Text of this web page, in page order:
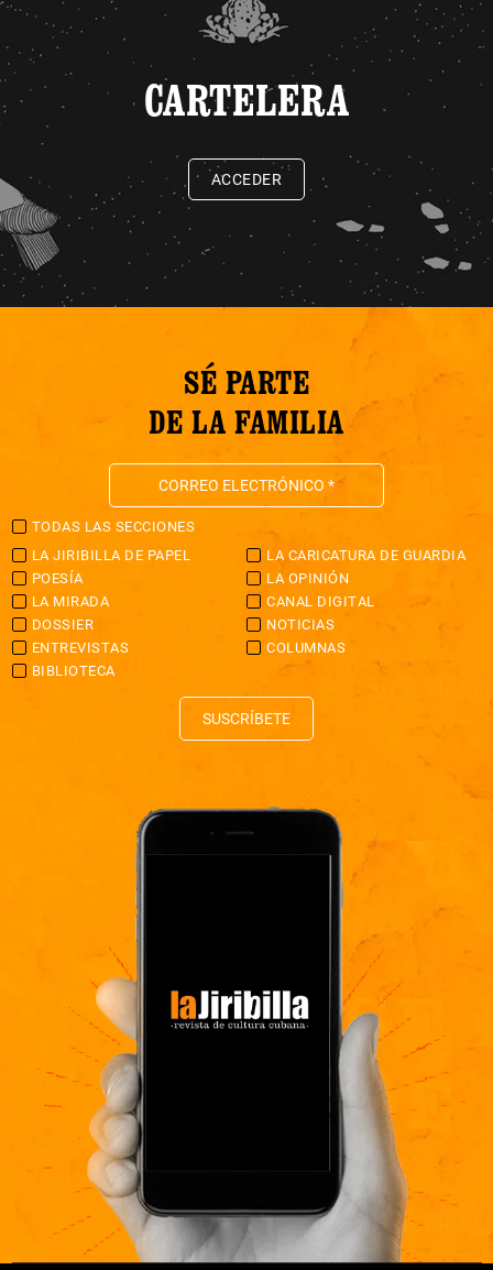
CARTELERA
ACCEDER
SÉ PARTE
DE LA FAMILIA
TODAS LAS SECCIONES
LA JIRIBILLA DE PAPEL
LA CARICATURA DE GUARDIA
POESÍA
LA OPINIÓN
LA MIRADA
CANAL DIGITAL
DOSSIER
NOTICIAS
ENTREVISTAS
COLUMNAS
BIBLIOTECA
SUSCRÍBETE